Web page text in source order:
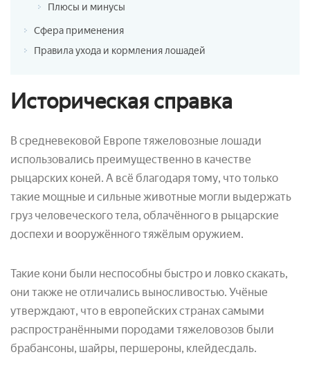
Плюсы и минусы
Сфера применения
Правила ухода и кормления лошадей
Историческая справка
В средневековой Европе тяжеловозные лошади
использовались преимущественно в качестве
рыцарских коней. А всё благодаря тому, что только
такие мощные и сильные животные могли выдержать
груз человеческого тела, облачённого в рыцарские
доспехи и вооружённого тяжёлым оружием.
Такие кони были неспособны быстро и ловко скакать,
они также не отличались выносливостью. Учёные
утверждают, что в европейских странах самыми
распространёнными породами тяжеловозов были
брабансоны, шайры, першероны, клейдесдаль.